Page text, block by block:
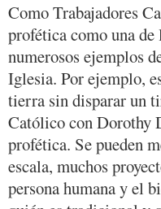
Como Trabajadores
profética como una
numerosos ejemplos
Iglesia. Por ejemplo,
tierra sin disparar un
Católico con Dorothy
profética. Se pueden
escala, muchos
persona humana y el